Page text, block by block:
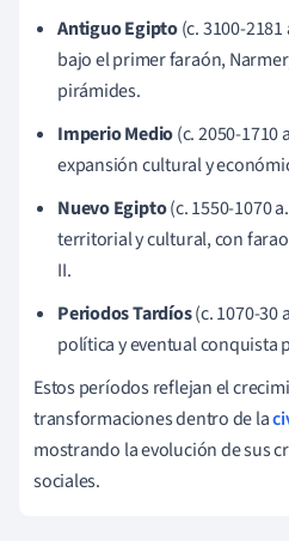
Antiguo Egipto(c. 3100-
bajo el primer faraón,
pirámides.
Imperio Medio(c. 2050-1710
expansión cultural y
Nuevo Egipto(c. 1550-1070
territorial y cultural, con
II.
Periodos Tardíos(c. 1070-30
política y eventual conquista
Estos períodos reflejan el
transformaciones dentro de la
mostrando la evolución de sus
sociales.